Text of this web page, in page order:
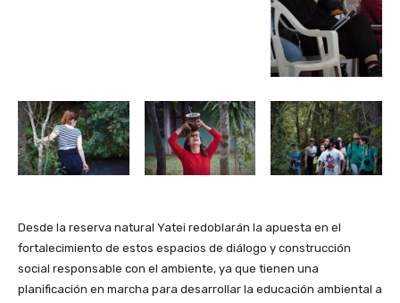
Desde la reserva natural Yatei redoblarán la apuesta en el
fortalecimiento de estos espacios de diálogo y construcción
social responsable con el ambiente, ya que tienen una
planificación en marcha para desarrollar la educación ambiental a